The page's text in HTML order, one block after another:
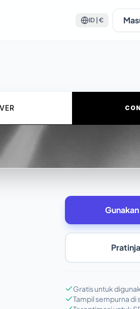
ID | €
Gratis untuk
Tampil sempurna